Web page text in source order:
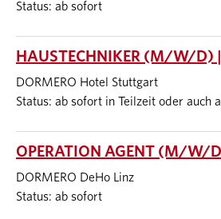
Status: ab sofort
HAUSTECHNIKER (M/W/D)
DORMERO Hotel Stuttgart
Status: ab sofort in Teilzeit oder auch
OPERATION AGENT (M/W/
DORMERO DeHo Linz
Status: ab sofort